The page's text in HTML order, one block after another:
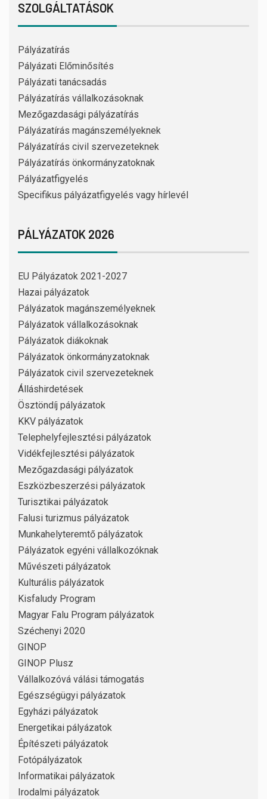
SZOLGÁLTATÁSOK
Pályázatírás
Pályázati Előminősítés
Pályázati tanácsadás
Pályázatírás vállalkozásoknak
Mezőgazdasági pályázatírás
Pályázatírás magánszemélyeknek
Pályázatírás civil szervezeteknek
Pályázatírás önkormányzatoknak
Pályázatfigyelés
Specifikus pályázatfigyelés vagy hírlevél
PÁLYÁZATOK 2026
EU Pályázatok 2021-2027
Hazai pályázatok
Pályázatok magánszemélyeknek
Pályázatok vállalkozásoknak
Pályázatok diákoknak
Pályázatok önkormányzatoknak
Pályázatok civil szervezeteknek
Álláshirdetések
Ösztöndíj pályázatok
KKV pályázatok
Telephelyfejlesztési pályázatok
Vidékfejlesztési pályázatok
Mezőgazdasági pályázatok
Eszközbeszerzési pályázatok
Turisztikai pályázatok
Falusi turizmus pályázatok
Munkahelyteremtő pályázatok
Pályázatok egyéni vállalkozóknak
Művészeti pályázatok
Kulturális pályázatok
Kisfaludy Program
Magyar Falu Program pályázatok
Széchenyi 2020
GINOP
GINOP Plusz
Vállalkozóvá válási támogatás
Egészségügyi pályázatok
Egyházi pályázatok
Energetikai pályázatok
Építészeti pályázatok
Fotópályázatok
Informatikai pályázatok
Irodalmi pályázatok